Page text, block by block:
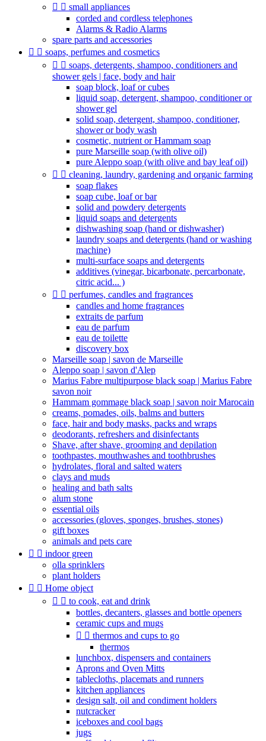
  small appliances
corded and cordless telephones
Alarms & Radio Alarms
spare parts and accessories
  soaps, perfumes and cosmetics
  soaps, detergents, shampoo, conditioners and
shower gels | face, body and hair
soap block, loaf or cubes
liquid soap, detergent, shampoo, conditioner or
shower gel
solid soap, detergent, shampoo, conditioner,
shower or body wash
cosmetic, nutrient or Hammam soap
pure Marseille soap (with olive oil)
pure Aleppo soap (with olive and bay leaf oil)
  cleaning, laundry, gardening and organic farming
soap flakes
soap cube, loaf or bar
solid and powdery detergents
liquid soaps and detergents
dishwashing soap (hand or dishwasher)
laundry soaps and detergents (hand or washing
machine)
multi-surface soaps and detergents
additives (vinegar, bicarbonate, percarbonate,
citric acid... )
  perfumes, candles and fragrances
candles and home fragrances
extraits de parfum
eau de parfum
eau de toilette
discovery box
Marseille soap | savon de Marseille
Aleppo soap | savon d'Alep
Marius Fabre multipurpose black soap | Marius Fabre
savon noir
Hammam gommage black soap | savon noir Marocain
creams, pomades, oils, balms and butters
face, hair and body masks, packs and wraps
deodorants, refreshers and disinfectants
Shave, after shave, grooming and depilation
toothpastes, mouthwashes and toothbrushes
hydrolates, floral and salted waters
clays and muds
healing and bath salts
alum stone
essential oils
accessories (gloves, sponges, brushes, stones)
gift boxes
animals and pets care
  indoor green
olla sprinklers
plant holders
  Home object
  to cook, eat and drink
bottles, decanters, glasses and bottle openers
ceramic cups and mugs
  thermos and cups to go
thermos
lunchbox, dispensers and containers
Aprons and Oven Mitts
tablecloths, placemats and runners
kitchen appliances
design salt, oil and condiment holders
nutcracker
iceboxes and cool bags
jugs